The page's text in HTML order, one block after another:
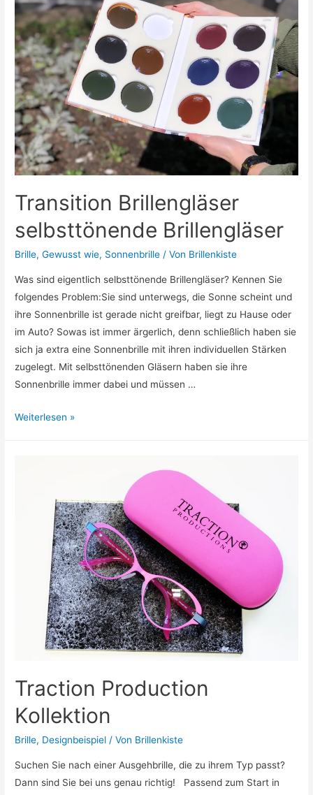
und
Herren
Transition Brillengläser
selbsttönende Brillengläser
Brille,Gewusst wie, Sonnenbrille / Von Brillenkiste
Was sind eigentlich selbsttönende Brillengläser? Kennen Sie
folgendes Problem:Sie sind unterwegs, die Sonne scheint und
ihre Sonnenbrille ist gerade nicht greifbar, liegt zu Hause oder
im Auto? Sowas ist immer ärgerlich, denn schließlich haben sie
sich ja extra eine Sonnenbrille mit ihren individuellen Stärken
zugelegt. Mit selbsttönenden Gläsern haben sie ihre
Sonnenbrille immer dabei und müssen …
Transition
Weiterlesen »
Traction Production
Kollektion
Brille, Designbeispiel / Von Brillenkiste
Suchen Sie nach einer Ausgehbrille, die zu ihrem Typ passt?
Dann sind Sie bei uns genau richtig! Passend zum Start in